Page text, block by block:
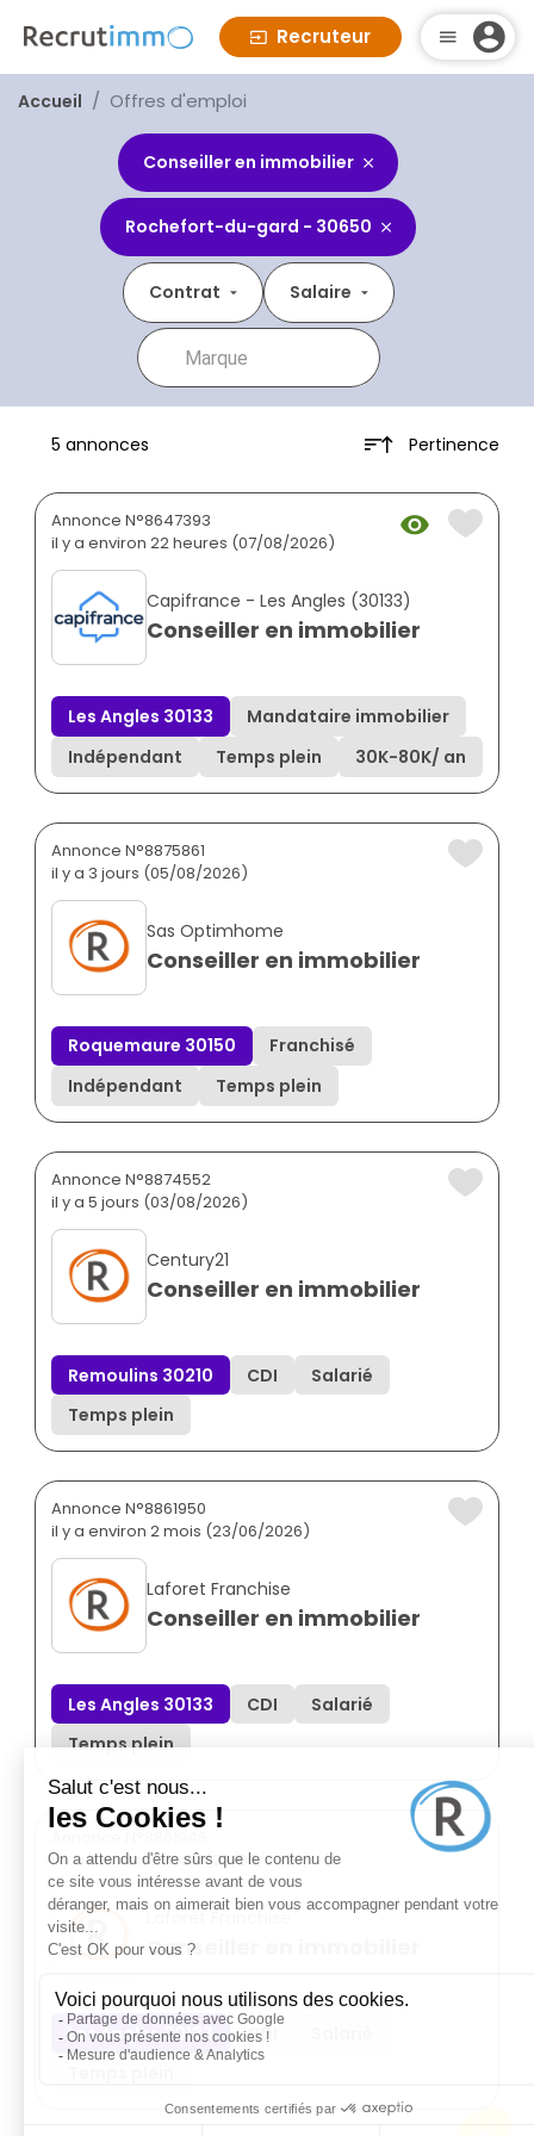
Recruteur
Accueil Offres d'emploi
Conseiller en immobilier
Rochefort-du-gard - 30650
Contrat Salaire
5 annonces Pertinence
Annonce N°8647393
il y a environ 22 heures (07/08/2026)
Capifrance - Les Angles (30133)
Conseiller en immobilier
Les Angles 30133
Mandataire immobilier
Indépendant
Temps plein 30K-80K/ an
Annonce N°8875861
il y a 3 jours (05/08/2026)
Sas Optimhome
Conseiller en immobilier
Roquemaure 30150
Franchisé
Indépendant
Temps plein
Annonce N°8874552
il y a 5 jours (03/08/2026)
Century21
Conseiller en immobilier
Remoulins 30210 CDI
Salarié
Temps plein
Annonce N°8861950
il y a environ 2 mois (23/06/2026)
Laforet Franchise
Conseiller en immobilier
Les Angles 30133 CDI
Salarié
Temps plein
il y a environ 2 mois (23/06/2026)
Conseiller en immobilier
Les Angles 30133 CDI